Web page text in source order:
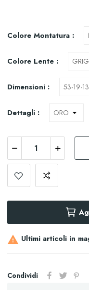
Colore Montatura :
Colore Lente :
Dimensioni :
Dettagli :
 Ultimi articoli in
Condividi